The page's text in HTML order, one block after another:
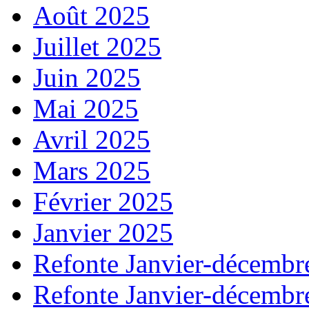
Août 2025
Juillet 2025
Juin 2025
Mai 2025
Avril 2025
Mars 2025
Février 2025
Janvier 2025
Refonte Janvier-
Refonte Janvier-